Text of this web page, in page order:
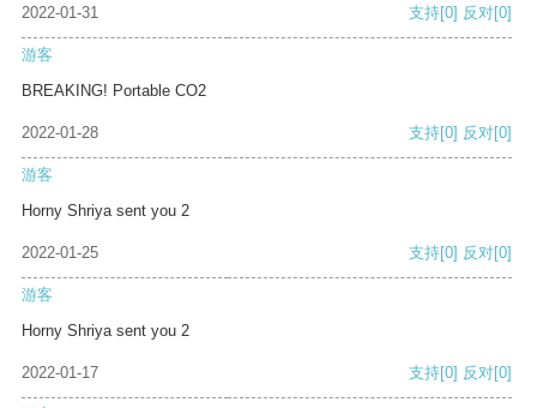
2022-01-31 支持[0] 反对[0]
游客
BREAKING! Portable CO2
2022-01-28 支持[0] 反对[0]
游客
Horny Shriya sent you 2
2022-01-25 支持[0] 反对[0]
游客
Horny Shriya sent you 2
2022-01-17 支持[0] 反对[0]